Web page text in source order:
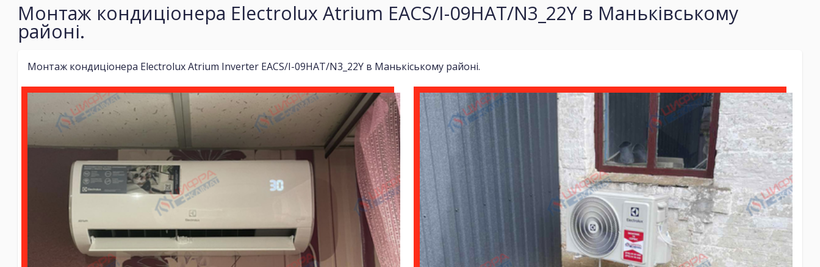
Монтаж кондиціонера Electrolux Atrium EACS/I-09HAT/N3_22Y в Маньківському
районі.
Монтаж кондиціонера Electrolux Atrium Inverter EACS/I-09HAT/N3_22Y в Манькіському районі.